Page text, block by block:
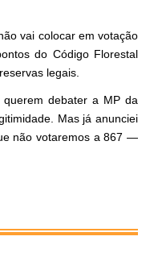
vai colocar em votação
do Código Florestal
legais.
debater a MP da
Mas já anunciei
não votaremos a 867 —